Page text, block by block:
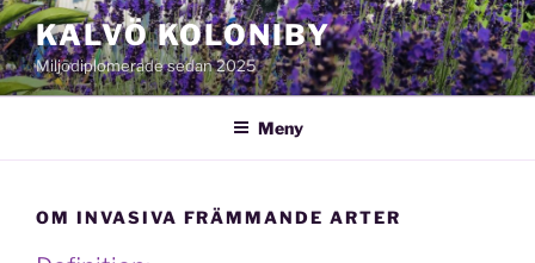
Hoppa
till
innehåll
KALVÖ KOLONIBY
Miljödiplomerade sedan 2025
Meny
OM INVASIVA FRÄMMANDE ARTER